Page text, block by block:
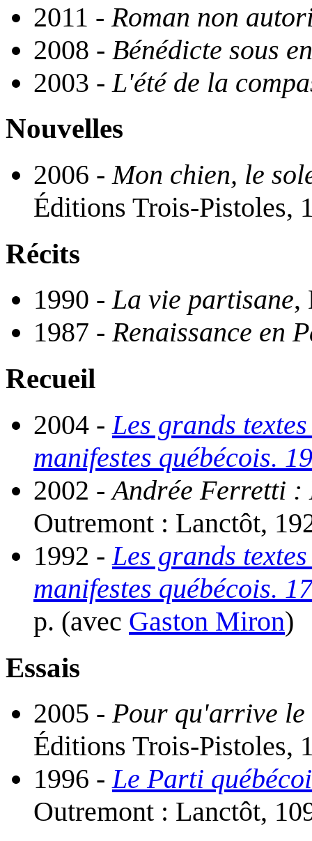
2011 - Roman non
2008 - Bénédicte sous
2003 - L'été de la
Nouvelles
2006 -Mon chien, le
Éditions Trois-Pistoles,
Récits
1990 -La vie partisane,
1987 -Renaissance en
Recueil
2004 - Les grands
manifestes québécois.
2002 -Andrée Ferretti :
Outremont : Lanctôt,
1992 - Les grands
manifestes québécois.
p. (avec Gaston Miron)
Essais
2005 -Pour qu'arrive
Éditions Trois-Pistoles,
1996 -Le Parti
Outremont : Lanctôt,